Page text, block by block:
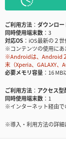
ご利用方法
ダウンロー
同時使用端末数
3
対応OS
iOS最新の２
※コンテンツの使用に
※Androidは、Android
末（Xperia、GALAXY、
必要メモリ容量
16 MB
ご利用方法
アクセス型
同時使用端末数
1
※インターネット経由で
※導入・利用方法の詳細